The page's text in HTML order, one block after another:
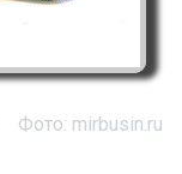
Фото: mirbusin.ru